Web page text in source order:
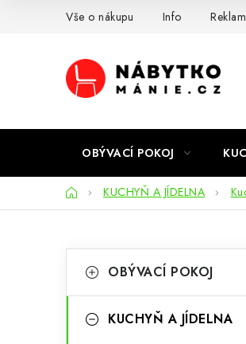
Vše o nákupu Info
OBÝVACÍ POKOJ
DomůKUCHYŇ A JÍDELNA
okategorie
a
OBÝVACÍ POKOJ
KUCHYŇ A JÍDELNA